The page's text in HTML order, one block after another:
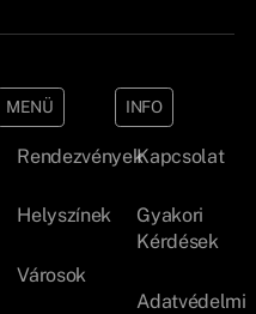
MENÜ
Rendezvények
Helyszínek
Városok
INFO
Kapcsolat
Gyakori
Kérdések
Adatvédelmi